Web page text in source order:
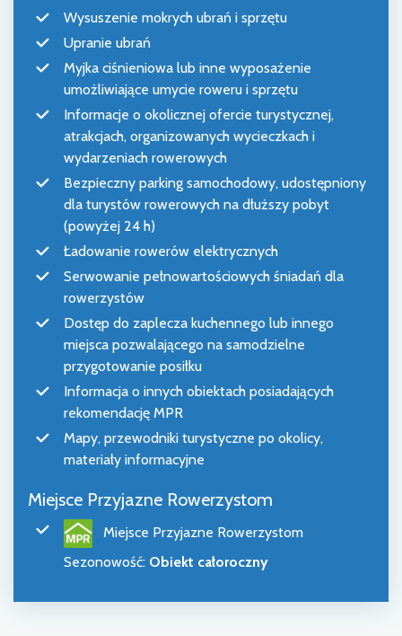
Wysuszenie mokrych ubrań i sprzętu
Upranie ubrań
Myjka ciśnieniowa lub inne wyposażenie
umożliwiające umycie roweru i sprzętu
Informacje o okolicznej ofercie turystycznej,
atrakcjach, organizowanych wycieczkach i
wydarzeniach rowerowych
Bezpieczny parking samochodowy, udostępniony
dla turystów rowerowych na dłuższy pobyt
(powyżej 24 h)
Ładowanie rowerów elektrycznych
Serwowanie pełnowartościowych śniadań dla
rowerzystów
Dostęp do zaplecza kuchennego lub innego
miejsca pozwalającego na samodzielne
przygotowanie posiłku
Informacja o innych obiektach posiadających
rekomendację MPR
Mapy, przewodniki turystyczne po okolicy,
materiały informacyjne
Miejsce Przyjazne Rowerzystom
Miejsce Przyjazne Rowerzystom
Sezonowość: Obiekt całoroczny